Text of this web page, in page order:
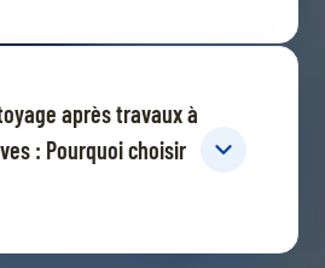
après travaux à
: Pourquoi choisir